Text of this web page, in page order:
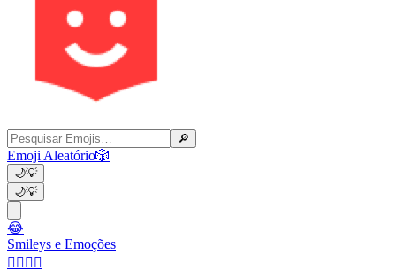
🔎
Emoji Aleatório🎲
🌙💡
🌙💡
😂
Smileys e Emoções
👩‍❤️‍💋‍👨